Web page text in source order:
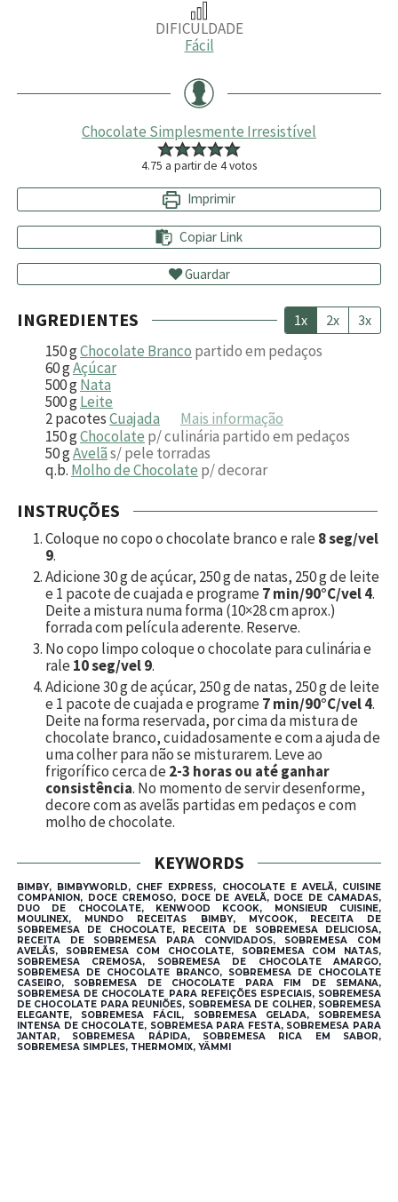
DIFICULDADE
Fácil
Chocolate Simplesmente Irresistível
4.75 a partir de 4votos
Imprimir
Copiar Link
Guardar
INGREDIENTES 1x 2x 3x
150gChocolate Branco partido em pedaços
60gAçúcar
500gNata
500gLeite
2pacotesCuajada
Mais informação
150gChocolate p/ culinária partido em pedaços
50gAvelãs/ pele torradas
q.b. Molho de Chocolate p/ decorar
INSTRUÇÕES
Coloque no copo o chocolate branco e rale8 seg/vel
9.
Adicione30g de açúcar, 250g de natas, 250g de leite
e1 pacote de cuajada e programe7 min/90°C/vel 4.
Deite a mistura numa forma (10×28 cm aprox.)
forrada com película aderente. Reserve.
No copo limpo coloque o chocolate para culinária e
rale10 seg/vel 9.
Adicione30g de açúcar, 250g de natas, 250g de leite
e1 pacote de cuajada e programe7 min/90°C/vel 4.
Deite na forma reservada, por cima da mistura de
chocolate branco, cuidadosamente e com a ajuda de
uma colher para não se misturarem. Leve ao
frigorífico cerca de2-3 horas ou até ganhar
consistência. No momento de servir desenforme,
decore com as avelãs partidas em pedaços e com
molho de chocolate.
KEYWORDS
BIMBY, BIMBYWORLD, CHEF EXPRESS, CHOCOLATE E AVELÃ, CUISINE
COMPANION, DOCE CREMOSO, DOCE DE AVELÃ, DOCE DE CAMADAS,
DUO DE CHOCOLATE, KENWOOD KCOOK, MONSIEUR CUISINE,
MOULINEX, MUNDO RECEITAS BIMBY, MYCOOK, RECEITA DE
SOBREMESA DE CHOCOLATE, RECEITA DE SOBREMESA DELICIOSA,
RECEITA DE SOBREMESA PARA CONVIDADOS, SOBREMESA COM
AVELÃS, SOBREMESA COM CHOCOLATE, SOBREMESA COM NATAS,
SOBREMESA CREMOSA, SOBREMESA DE CHOCOLATE AMARGO,
SOBREMESA DE CHOCOLATE BRANCO, SOBREMESA DE CHOCOLATE
CASEIRO, SOBREMESA DE CHOCOLATE PARA FIM DE SEMANA,
SOBREMESA DE CHOCOLATE PARA REFEIÇÕES ESPECIAIS, SOBREMESA
DE CHOCOLATE PARA REUNIÕES, SOBREMESA DE COLHER, SOBREMESA
ELEGANTE, SOBREMESA FÁCIL, SOBREMESA GELADA, SOBREMESA
INTENSA DE CHOCOLATE, SOBREMESA PARA FESTA, SOBREMESA PARA
JANTAR, SOBREMESA RÁPIDA, SOBREMESA RICA EM SABOR,
SOBREMESA SIMPLES, THERMOMIX, YÄMMI